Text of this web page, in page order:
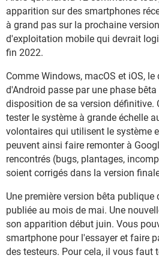
apparition sur des smartphones
à grand pas sur la prochaine
d'exploitation mobile qui devrait
fin 2022.
Comme Windows, macOS et iOS,
d'Android passe par une phase
disposition de sa version définitive.
tester le système à grande échelle
volontaires qui utilisent le système
peuvent ainsi faire remonter à
rencontrés (bugs, plantages,
soient corrigés dans la version
Une première version bêta publique
publiée au mois de mai. Une
son apparition début juin. Vous
smartphone pour l'essayer et faire
des testeurs. Pour cela, il vous faut